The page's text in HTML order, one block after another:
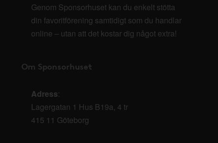
Genom Sponsorhuset kan du enkelt stötta
din favoritförening samtidigt som du handlar
online – utan att det kostar dig något extra!
Om Sponsorhuset
Adress:
Lagergatan 1 Hus B19a, 4 tr
415 11 Göteborg